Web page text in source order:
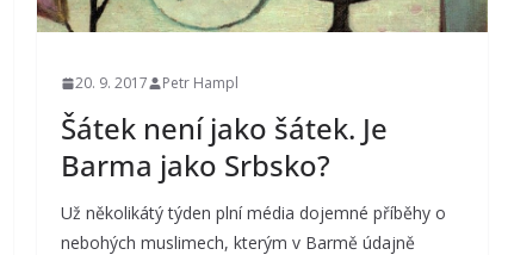
20. 9. 2017 Petr Hampl
Šátek není jako šátek. Je
Barma jako Srbsko?
Už několikátý týden plní média dojemné příběhy o
nebohých muslimech, kterým v Barmě údajně